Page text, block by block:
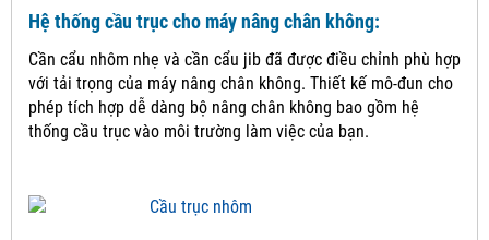
Hệ thống cầu trục cho máy nâng chân không:
Cần cẩu nhôm nhẹ và cần cẩu jib đã được điều chỉnh phù hợp
với tải trọng của máy nâng chân không. Thiết kế mô-đun cho
phép tích hợp dễ dàng bộ nâng chân không bao gồm hệ
thống cầu trục vào môi trường làm việc của bạn.